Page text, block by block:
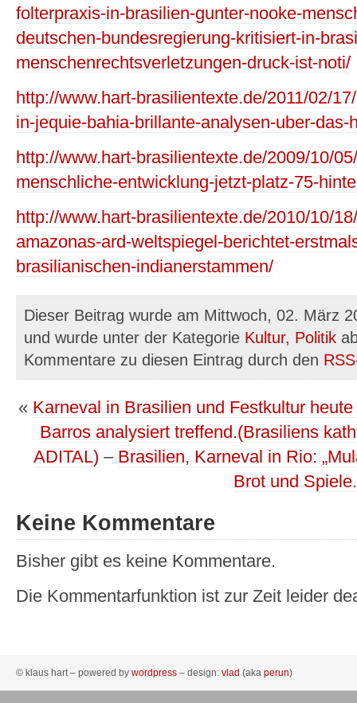
folterpraxis-in-brasilien-gunter-nooke-
deutschen-bundesregierung-kritisiert-in-
menschenrechtsverletzungen-druck-ist-noti/
http://www.hart-brasilientexte.de/2011/02/
in-jequie-bahia-brillante-analysen-uber-das-
http://www.hart-brasilientexte.de/2009/10/
menschliche-entwicklung-jetzt-platz-75-
http://www.hart-brasilientexte.de/2010/10/
amazonas-ard-weltspiegel-berichtet-
brasilianischen-indianerstammen/
Dieser Beitrag wurde am Mittwoch, 02. März
und wurde unter der Kategorie Kultur, Politik
Kommentare zu diesen Eintrag durch den
« Karneval in Brasilien und Festkultur
Barros analysiert treffend.(Brasiliens
ADITAL) – Brasilien, Karneval in Rio:
Brot und Spiele.
Keine Kommentare
Bisher gibt es keine Kommentare.
Die Kommentarfunktion ist zur Zeit leider
© klaus hart – powered by wordpress – design: vlad (aka perun)